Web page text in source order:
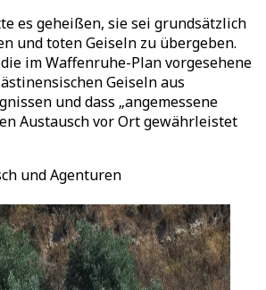
es geheißen, sie sei grundsätzlich
und toten Geiseln zu übergeben.
im Waffenruhe-Plan vorgesehene
Geiseln aus
und dass „angemessene
Austausch vor Ort gewährleistet
und Agenturen